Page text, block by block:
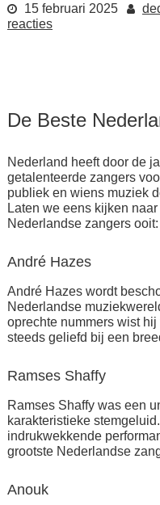
15 februari 2025
reacties
De Beste
Nederland heeft door de
getalenteerde zangers
publiek en wiens muziek
Laten we eens kijken
Nederlandse zangers ooit:
André Hazes
André Hazes wordt
Nederlandse
oprechte nummers wist
steeds geliefd bij een
Ramses Shaffy
Ramses Shaffy was een
karakteristieke
indrukwekkende
grootste Nederlandse
Anouk